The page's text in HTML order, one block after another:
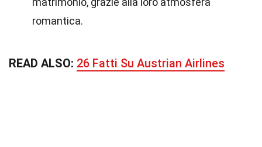
romantica.
READ ALSO: 26 Fatti Su Austrian Airlines